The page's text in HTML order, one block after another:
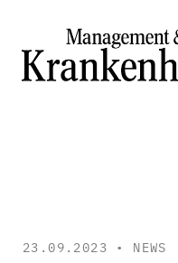
23.09.2023 • NEWS